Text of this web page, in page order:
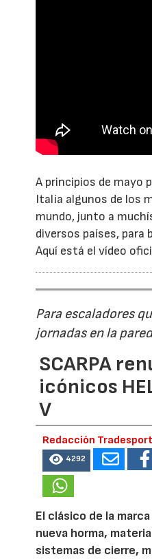
A principios de mayo
Italia algunos de los
mundo, junto a
diversos países,
Aquí está el vídeo
Para escaladores
jornadas en la
SCARPA
icónicos
V
Redacción Tradesport
4292
El clásico de la
nueva horma,
sistemas de cierre,